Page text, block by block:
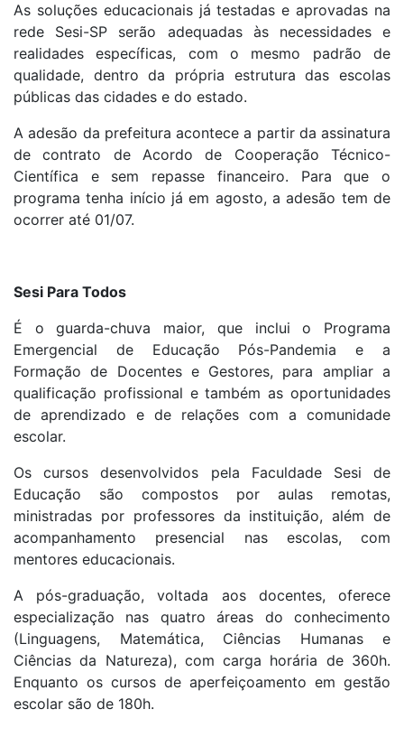
As soluções educacionais já testadas e aprovadas na
rede Sesi-SP serão adequadas às necessidades e
realidades específicas, com o mesmo padrão de
qualidade, dentro da própria estrutura das escolas
públicas das cidades e do estado.
A adesão da prefeitura acontece a partir da assinatura
de contrato de Acordo de Cooperação Técnico-
Científica e sem repasse financeiro. Para que o
programa tenha início já em agosto, a adesão tem de
ocorrer até 01/07.
Sesi Para Todos
É o guarda-chuva maior, que inclui o Programa
Emergencial de Educação Pós-Pandemia e a
Formação de Docentes e Gestores, para ampliar a
qualificação profissional e também as oportunidades
de aprendizado e de relações com a comunidade
escolar.
Os cursos desenvolvidos pela Faculdade Sesi de
Educação são compostos por aulas remotas,
ministradas por professores da instituição, além de
acompanhamento presencial nas escolas, com
mentores educacionais.
A pós-graduação, voltada aos docentes, oferece
especialização nas quatro áreas do conhecimento
(Linguagens, Matemática, Ciências Humanas e
Ciências da Natureza), com carga horária de 360h.
Enquanto os cursos de aperfeiçoamento em gestão
escolar são de 180h.